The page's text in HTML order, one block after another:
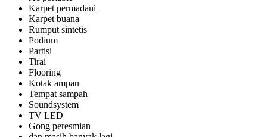
Karpet permadani
Karpet buana
Rumput sintetis
Podium
Partisi
Tirai
Flooring
Kotak ampau
Tempat sampah
Soundsystem
TV LED
Gong peresmian